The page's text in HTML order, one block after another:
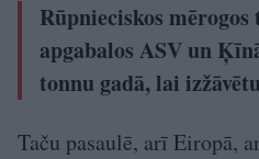
Rūpnieciskos
apgabalos ASV un
tonnu gadā, lai
Taču pasaulē, arī Eiropā,